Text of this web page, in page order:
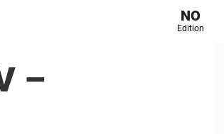
NO
Edition
–